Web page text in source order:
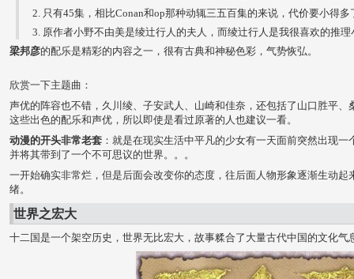
只有45集，相比Conan和op那种动辄三五百集的来说，代价要小得多
原作者小野不由美是绫辻行人的夫人，而绫辻行人是我很喜欢的推理
梁邦彦的配乐是精彩的内容之一，很有古典和神秘色彩，气势恢弘。
欣赏一下主题曲：
声优的阵容也不错，久川绫、子安武人、山崎和佳奈，还包括了山口胜平、
这些出色的配乐和声优，所以即使是看过原著的人也建议一看。
动漫的开头非常老套 ：就是在现实生活中平凡的少女有一天面前突然出现
并将其带到了一个不可思议的世界。。。
一开始确实非常烂，但是后面会改变你的态度，往后面人物形象逐渐生动起
绪。
世界之宏大
十二国是一个架空历史，世界无比宏大，故事糅合了大量古代中国的文化气